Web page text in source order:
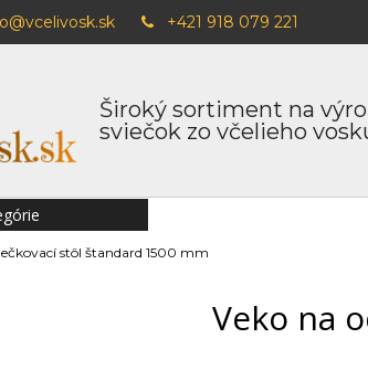
Široký sortiment na
sviečok zo včelieho
+421 918 079 221
stôl štandard 1500 mm
Veko na